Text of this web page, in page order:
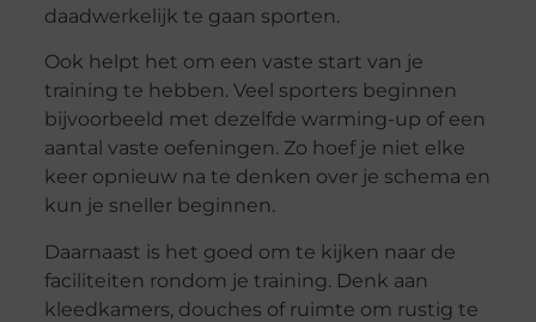
daadwerkelijk te gaan sporten.
Ook helpt het om een vaste start van je
training te hebben. Veel sporters beginnen
bijvoorbeeld met dezelfde warming-up of een
aantal vaste oefeningen. Zo hoef je niet elke
keer opnieuw na te denken over je schema en
kun je sneller beginnen.
Daarnaast is het goed om te kijken naar de
faciliteiten rondom je training. Denk aan
kleedkamers, douches of ruimte om rustig te